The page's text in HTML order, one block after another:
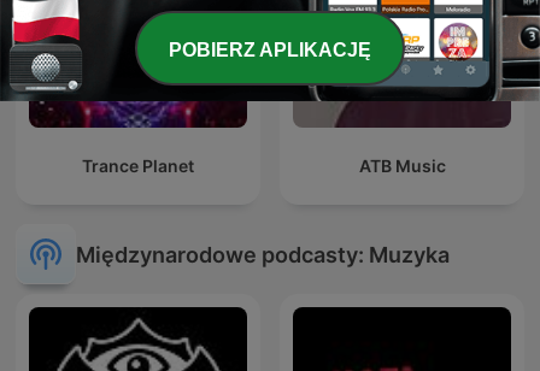
Trance Planet ATB Music
Międzynarodowe podcasty: Muzyka
POBIERZ APLIKACJĘ